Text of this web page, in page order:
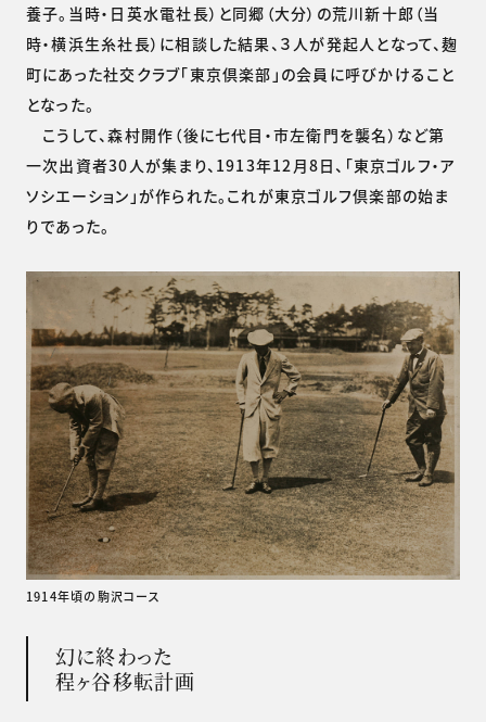
養子。当時・日英水電社長）と同郷（大分）の荒川新十郎（当
時・横浜生糸社長）に相談した結果、３人が発起人となって、麹
町にあった社交クラブ「東京倶楽部」の会員に呼びかけること
となった。
こうして、森村開作（後に七代目・市左衛門を襲名）など第
一次出資者30人が集まり、1913年12月8日、「東京ゴルフ・ア
ソシエーション」が作られた。これが東京ゴルフ倶楽部の始ま
りであった。
1914年頃の駒沢コース
幻に終わった
程ヶ谷移転計画